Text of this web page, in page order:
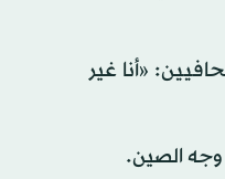
«أنا غير
وجه الصين.